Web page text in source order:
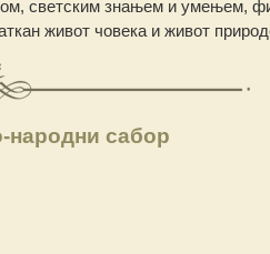
светским знањем и умењем,
живот човека и живот
народни сабор